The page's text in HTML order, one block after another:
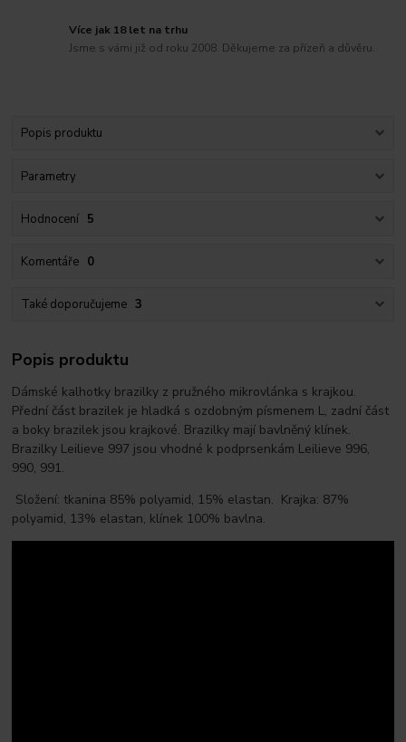
Více jak 18 let na trhu
Jsme s vámi již od roku 2008. Děkujeme za přízeň a důvěru.
Popis produktu
Parametry
Hodnocení 5
Komentáře 0
Také doporučujeme 3
Popis produktu
Dámské kalhotky brazilky z pružného mikrovlánka s krajkou.
Přední část brazilek je hladká s ozdobným písmenem L, zadní část
a boky brazilek jsou krajkové. Brazilky mají bavlněný klínek.
Brazilky Leilieve 997 jsou vhodné k podprsenkám Leilieve 996,
990, 991.
Složení: tkanina 85% polyamid, 15% elastan. Krajka: 87%
polyamid, 13% elastan, klínek 100% bavlna.